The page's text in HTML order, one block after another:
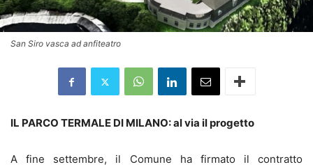
San Siro vasca ad anfiteatro
IL PARCO TERMALE DI MILANO: al via il progetto
A fine settembre, il Comune ha firmato il contratto